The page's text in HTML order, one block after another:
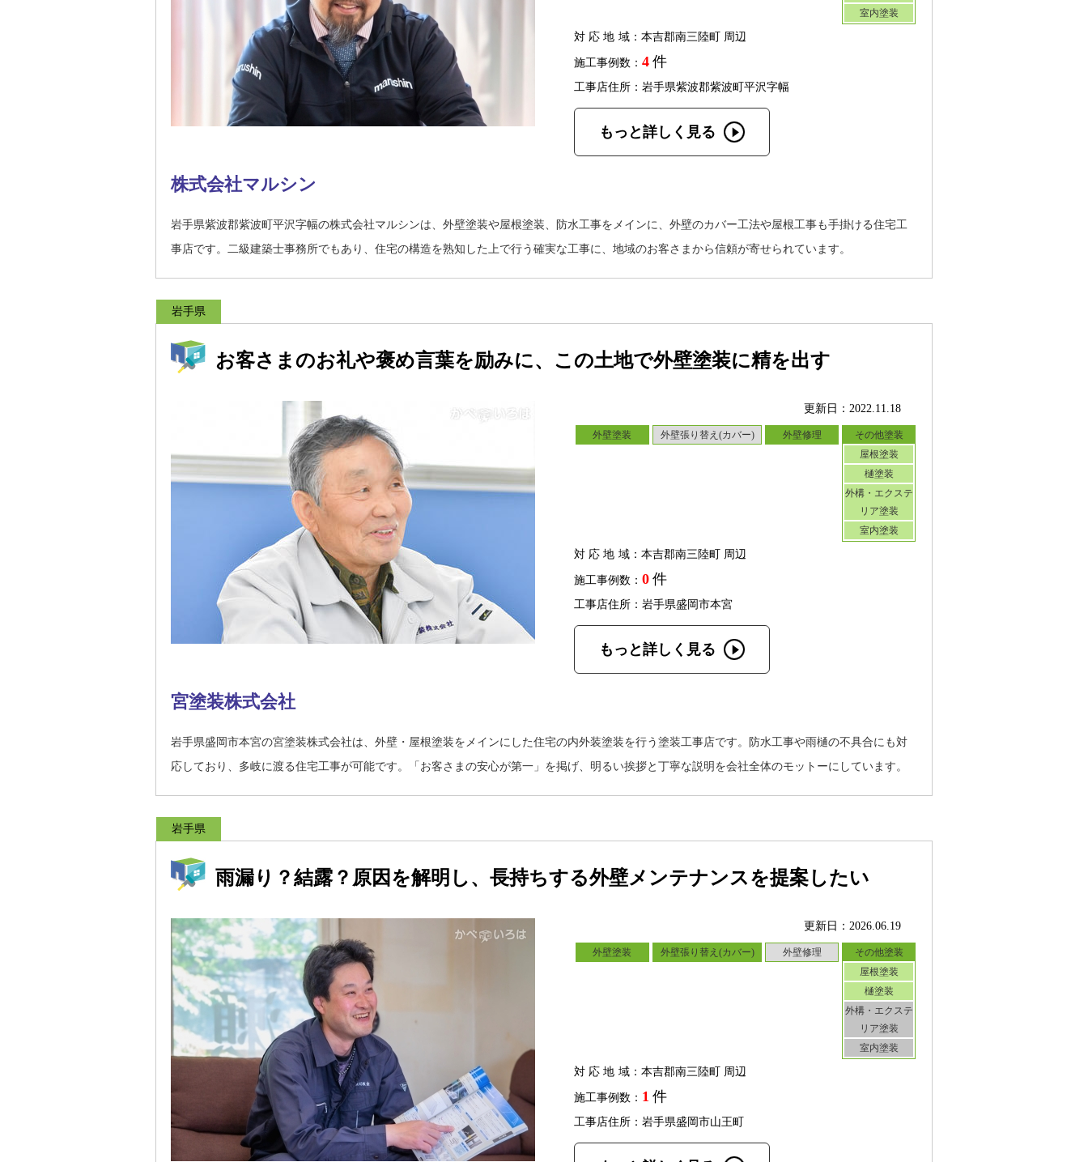
室内塗装
対応地域：本吉郡南三陸町 周辺
施工事例数： 4 件
工事店住所：岩手県紫波郡紫波町平沢字幅
もっと詳しく見る
株式会社マルシン
岩手県紫波郡紫波町平沢字幅の株式会社マルシンは、外壁塗装や屋根塗装、防水工事をメインに、外壁のカバー工法や屋根工事も手掛ける住宅工
事店です。二級建築士事務所でもあり、住宅の構造を熟知した上で行う確実な工事に、地域のお客さまから信頼が寄せられています。
岩手県
お客さまのお礼や褒め言葉を励みに、この土地で外壁塗装に精を出す
更新日：2022.11.18
外壁塗装 外壁張り替え(カバー) 外壁修理
その他塗装
屋根塗装
樋塗装
外構・エクステ
リア塗装
室内塗装
対応地域：本吉郡南三陸町 周辺
施工事例数： 0 件
工事店住所：岩手県盛岡市本宮
もっと詳しく見る
宮塗装株式会社
岩手県盛岡市本宮の宮塗装株式会社は、外壁・屋根塗装をメインにした住宅の内外装塗装を行う塗装工事店です。防水工事や雨樋の不具合にも対
応しており、多岐に渡る住宅工事が可能です。「お客さまの安心が第一」を掲げ、明るい挨拶と丁寧な説明を会社全体のモットーにしています。
岩手県
雨漏り？結露？原因を解明し、長持ちする外壁メンテナンスを提案したい
更新日：2026.06.19
外壁塗装 外壁張り替え(カバー) 外壁修理
その他塗装
屋根塗装
樋塗装
外構・エクステ
リア塗装
室内塗装
対応地域：本吉郡南三陸町 周辺
施工事例数： 1 件
工事店住所：岩手県盛岡市山王町